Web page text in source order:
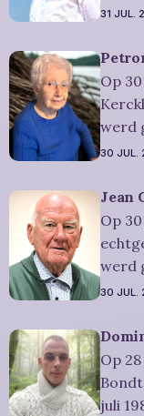
is
jaar. Rouwbericht Severens: De
31 JUL.
Op
werd
1942
werd 83 jaar.
30 JUL.
Jean
Op
werd
1941
jaar. Rouwbericht Dries-Hulsmans:
30 JUL.
Op
juli